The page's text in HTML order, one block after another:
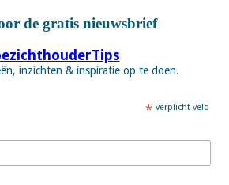
de gratis nieuwsbrief
inzichten & inspiratie op te doen.
*verplicht veld